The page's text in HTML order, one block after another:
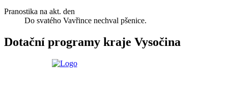
Pranostika na akt. den
Do svatého Vavřince nechval pšenice.
Dotační programy kraje Vysočina